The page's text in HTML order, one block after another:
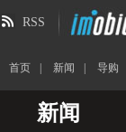
RSS
首页 新闻 导购
新闻